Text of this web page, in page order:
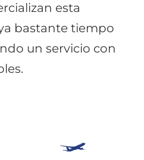
esta
bastante tiempo
un servicio con